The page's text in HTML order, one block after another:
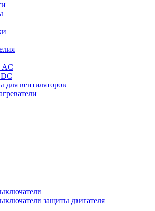
AC
DC
для вентиляторов
защиты двигателя